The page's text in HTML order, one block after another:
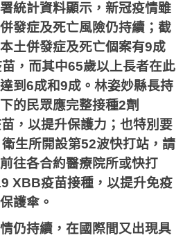
統計資料顯示，新冠疫情雖
發症及死亡風險仍持續；截
土併發症及死亡個案有9成
，而其中65歲以上長者在此
到6成和9成。林姿妙縣長持
的民眾應完整接種2劑
，以提升保護力；也特別要
生所開設第52波快打站，請
往各合約醫療院所或快打
XBB疫苗接種，以提升免疫
護傘。
仍持續，在國際間又出現具